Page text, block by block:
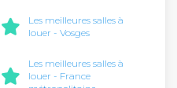
Les meilleures salles à
louer - Vosges
Les meilleures salles à
louer - France